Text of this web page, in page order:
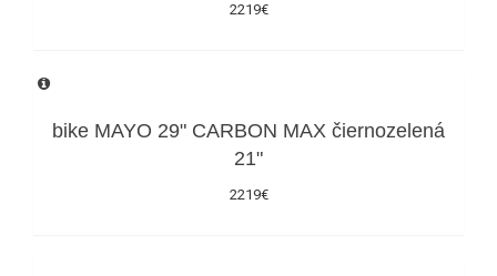
2219€
bike MAYO 29" CARBON MAX čiernozelená
21"
2219€